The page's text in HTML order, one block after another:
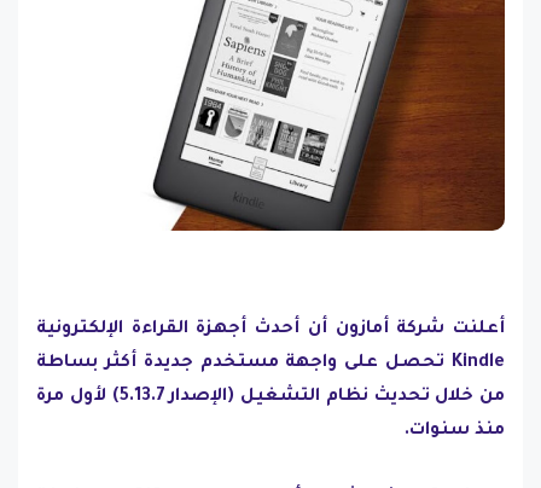
أعلنت شركة أمازون أن أحدث أجهزة القراءة الإلكترونية
Kindle تحصل على واجهة مستخدم جديدة أكثر بساطة
من خلال تحديث نظام التشغيل (الإصدار 5.13.7) لأول مرة
منذ سنوات.